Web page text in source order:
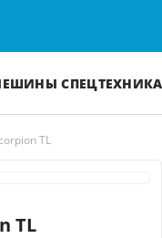
ШИНЫ СПЕЦТЕХНИКА
TL
TL